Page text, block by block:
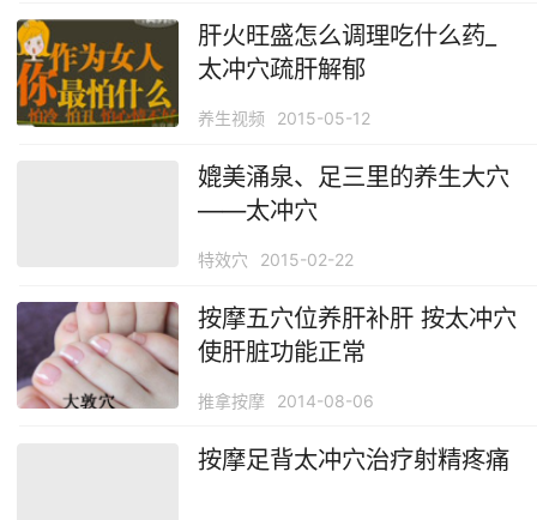
肝火旺盛怎么调理吃什么药_
太冲穴疏肝解郁
养生视频 2015-05-12
媲美涌泉、足三里的养生大穴
——太冲穴
特效穴 2015-02-22
按摩五穴位养肝补肝 按太冲穴
使肝脏功能正常
推拿按摩 2014-08-06
按摩足背太冲穴治疗射精疼痛